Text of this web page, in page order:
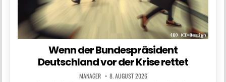
Wenn der Bundespräsident
Deutschland vor der Krise rettet
MANAGER 8. AUGUST 2026